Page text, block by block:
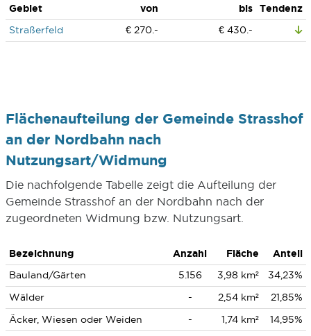
Gebiet
von
bis
Tendenz
Straßerfeld
€ 270.- € 430.-
Flächenaufteilung der Gemeinde Strasshof
an der Nordbahn nach
Nutzungsart/Widmung
Die nachfolgende Tabelle zeigt die Aufteilung der
Gemeinde Strasshof an der Nordbahn nach der
zugeordneten Widmung bzw. Nutzungsart.
Bezeichnung Anzahl Fläche
Anteil
Bauland/Gärten
5.156 3,98 km²
34,23%
Wälder
- 2,54 km²
21,85%
Äcker, Wiesen oder Weiden
- 1,74 km² 14,95%